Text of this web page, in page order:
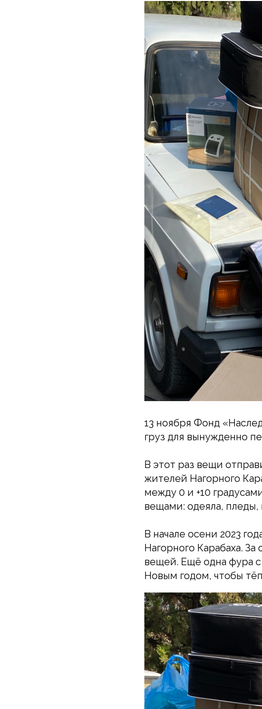
13 ноября Фонд
груз для вынужденно
В этот раз вещи
жителей Нагорного
между 0 и +10
вещами: одеяла,
В начале осени 2023
Нагорного Карабаха.
вещей. Ещё одна фура
Новым годом, чтобы